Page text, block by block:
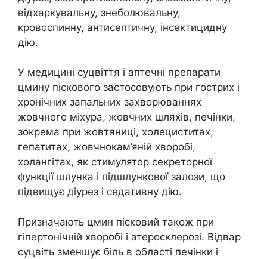
відхаркувальну, знеболювальну,
кровоспинну, антисептичну, інсектицидну
дію.
У медицині суцвіття і аптечні препарати
цмину піскового застосовують при гострих і
хронічних запальних захворюваннях
жовчного міхура, жовчних шляхів, печінки,
зокрема при жовтяниці, холециститах,
гепатитах, жовчнокам’яній хворобі,
холангітах, як стимулятор секреторної
функції шлунка і підшлункової залози, що
підвищує діурез і седативну дію.
Призначають цмин пісковий також при
гіпертонічній хворобі і атеросклерозі. Відвар
суцвіть зменшує біль в області печінки і